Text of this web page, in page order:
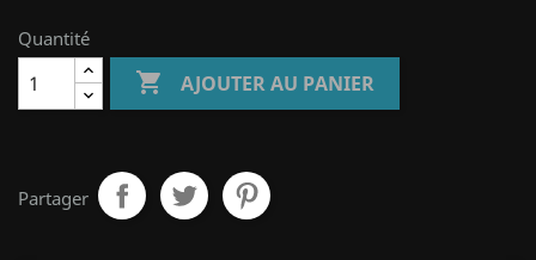
Quantité
 AJOUTER AU PANIER
Partager